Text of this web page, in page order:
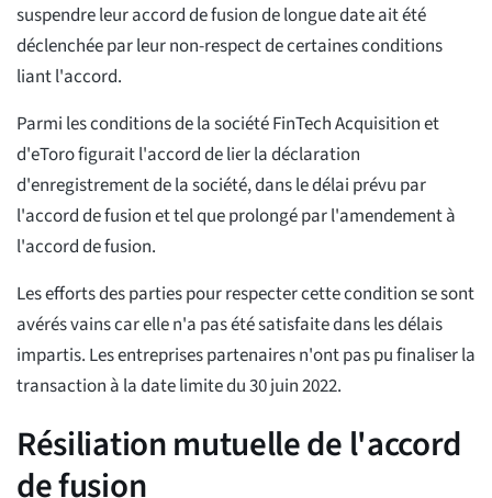
suspendre leur accord de fusion de longue date ait été
déclenchée par leur non-respect de certaines conditions
liant l'accord.
Parmi les conditions de la société FinTech Acquisition et
d'eToro figurait l'accord de lier la déclaration
d'enregistrement de la société, dans le délai prévu par
l'accord de fusion et tel que prolongé par l'amendement à
l'accord de fusion.
Les efforts des parties pour respecter cette condition se sont
avérés vains car elle n'a pas été satisfaite dans les délais
impartis. Les entreprises partenaires n'ont pas pu finaliser la
transaction à la date limite du 30 juin 2022.
Résiliation mutuelle de l'accord
de fusion